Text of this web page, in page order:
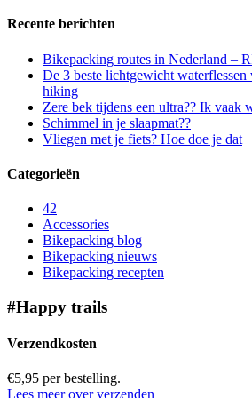
Recente berichten
Bikepacking routes in Nederland –
De 3 beste lichtgewicht
hiking
Zere bek tijdens een ultra?? Ik vaak
Schimmel in je slaapmat??
Vliegen met je fiets? Hoe doe je dat
Categorieën
42
Accessories
Bikepacking blog
Bikepacking nieuws
Bikepacking recepten
#Happy trails
Verzendkosten
€5,95 per bestelling.
Lees meer over verzenden